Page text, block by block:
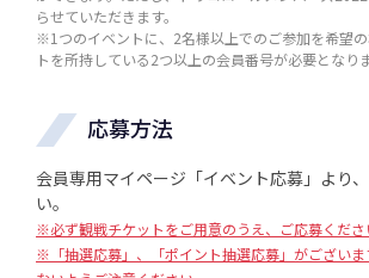
らせていただきます。
※1つのイベントに、2名様以上でのご参加を希望
トを所持している2つ以上の会員番号が必要となりま
応募方法
会員専用マイページ「イベント応募」より
い。
※必ず観戦チケットをご用意のうえ、ご応募くださ
※「抽選応募」、「ポイント抽選応募」がござい